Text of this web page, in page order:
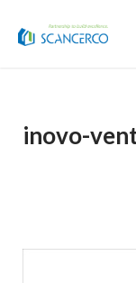
inovo-